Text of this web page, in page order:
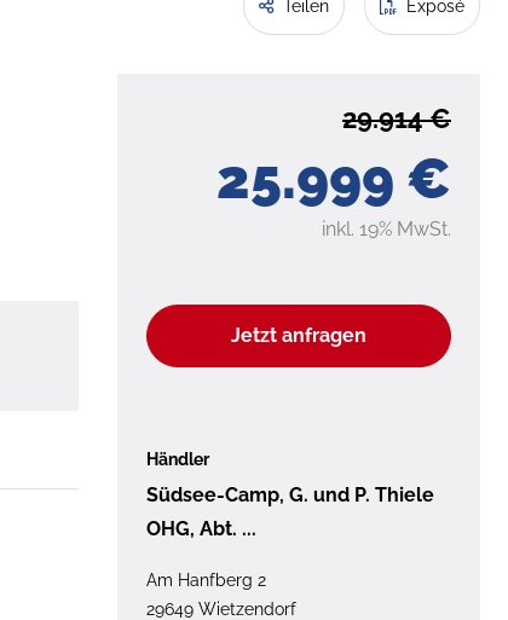
Teilen Exposé
25.999 €
29.914 €
inkl. 19% MwSt.
Jetzt anfragen
Händler
Südsee-Camp, G. und P. Thiele
OHG, Abt. ...
Am Hanfberg 2
29649 Wietzendorf